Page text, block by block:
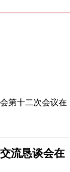
第十二次会议在
流恳谈会在